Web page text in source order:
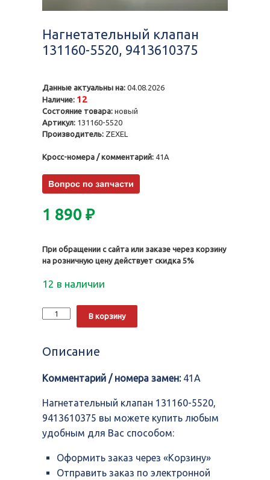
Нагнетательный клапан
131160-5520, 9413610375
Данные актуальны на: 04.08.2026
Наличие: 12
Состояние товара: новый
Артикул: 131160-5520
Производитель: ZEXEL
Кросс-номера / комментарий: 41A
1 890 ₽
При обращении с сайта или заказе через корзину
на розничную цену действует скидка 5%
12 в наличии
Количество
Нагнетательный
5520,
В корзину
Описание
Комментарий / номера замен:41A
Нагнетательный клапан 131160-5520,
9413610375 вы можете купить любым
удобным для Вас способом:
Оформить заказ через «Корзину»
Отправить заказ по электронной